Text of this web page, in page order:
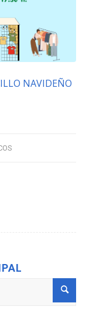
NAVIDEÑO